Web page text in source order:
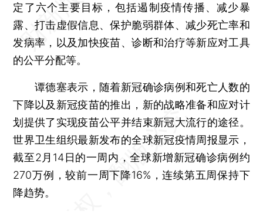
定了六个主要目标，包括遏制疫情传播、减少暴
露、打击虚假信息、保护脆弱群体、减少死亡率和
发病率，以及加快疫苗、诊断和治疗等新应对工具
的公平分配等。
谭德塞表示，随着新冠确诊病例和死亡人数的
下降以及新冠疫苗的推出，新的战略准备和应对计
划提供了实现疫苗公平并结束新冠大流行的途径。
世界卫生组织最新发布的全球新冠疫情周报显示，
截至2月14日的一周内，全球新增新冠确诊病例约
270万例，较前一周下降16%，连续第五周保持下
降趋势。